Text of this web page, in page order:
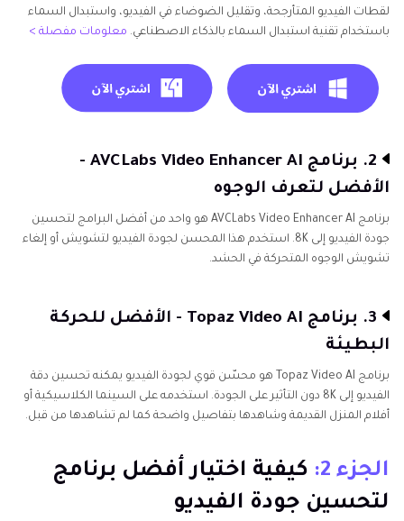
لقطات الفيديو المتأرجحة، وتقليل الضوضاء في الفيديو، واستبدال السماء
باستخدام تقنية استبدال السماء بالذكاء الاصطناعي. معلومات مفصلة >
2. برنامج AVCLabs Video Enhancer AI -
الأفضل لتعرف الوجوه
برنامج AVCLabs Video Enhancer AI هو واحد من أفضل البرامج لتحسين
جودة الفيديو إلى 8K. استخدم هذا المحسن لجودة الفيديو لتشويش أو إلغاء
تشويش الوجوه المتحركة في الحشد.
3. برنامج Topaz Video AI - الأفضل للحركة
البطيئة
برنامج Topaz Video AI هو محسّن قوي لجودة الفيديو يمكنه تحسين دقة
الفيديو إلى 8K دون التأثير على الجودة. استخدمه على السينما الكلاسيكية أو
أفلام المنزل القديمة وشاهدها بتفاصيل واضحة كما لم تشاهدها من قبل.
الجزء 2:
كيفية اختيار أفضل برنامج
لتحسين جودة الفيديو